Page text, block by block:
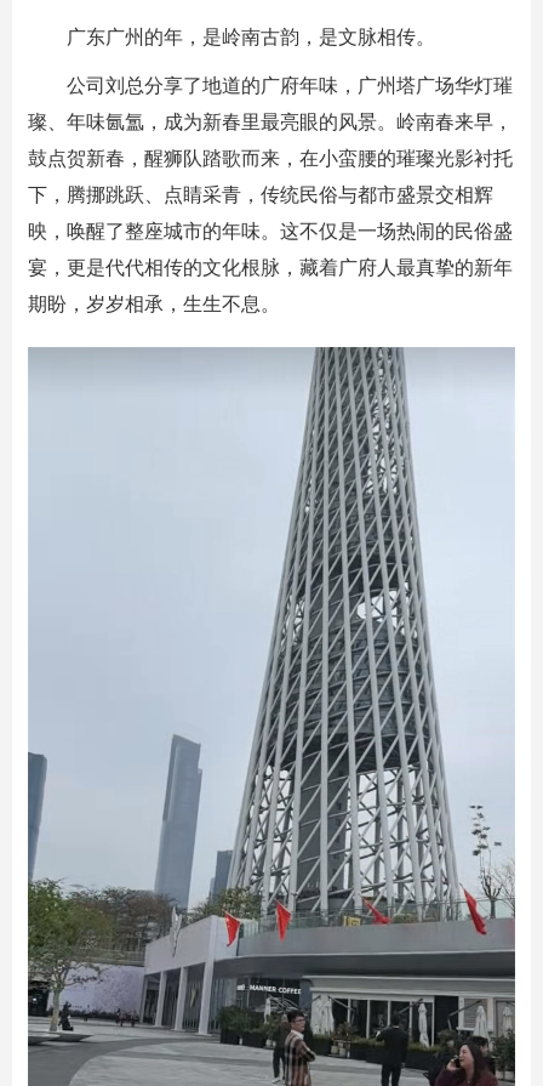
广东广州的年，是岭南古韵，是文脉相传。
公司刘总分享了地道的广府年味，广州塔广场华灯璀
璨、年味氤氲，成为新春里最亮眼的风景。岭南春来早，
鼓点贺新春，醒狮队踏歌而来，在小蛮腰的璀璨光影衬托
下，腾挪跳跃、点睛采青，传统民俗与都市盛景交相辉
映，唤醒了整座城市的年味。这不仅是一场热闹的民俗盛
宴，更是代代相传的文化根脉，藏着广府人最真挚的新年
期盼，岁岁相承，生生不息。